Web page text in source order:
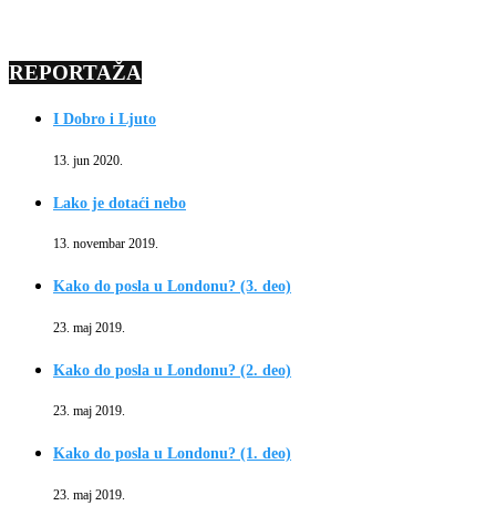
REPORTAŽA
I Dobro i Ljuto
13. jun 2020.
Lako je dotaći nebo
13. novembar 2019.
Kako do posla u Londonu? (3. deo)
23. maj 2019.
Kako do posla u Londonu? (2. deo)
23. maj 2019.
Kako do posla u Londonu? (1. deo)
23. maj 2019.